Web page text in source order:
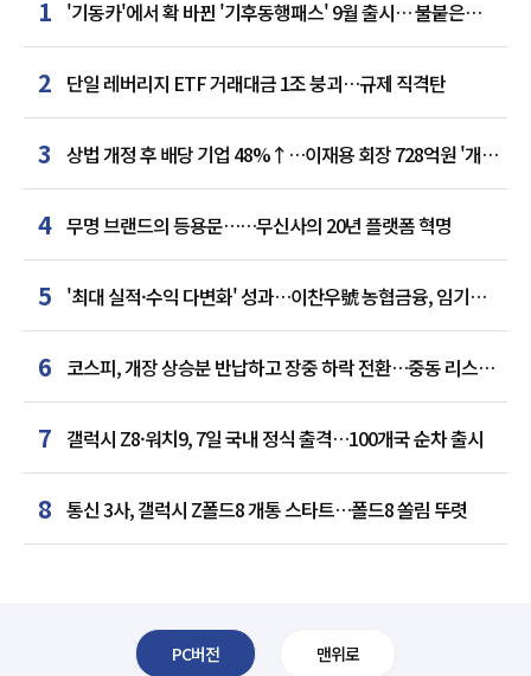
1 '기동카'에서 확 바뀐 '기후동행패스' 9월 출시… 불붙은
카드사 경쟁
2 단일 레버리지 ETF 거래대금 1조 붕괴…규제 직격탄
3
상법 개정 후 배당 기업 48%↑…이재용 회장 728억원 '개인
최다'
4 무명 브랜드의 등용문……무신사의 20년 플랫폼 혁명
5 '최대 실적·수익 다변화' 성과…이찬우號 농협금융, 임기
말년 성장 박차
6 코스피, 개장 상승분 반납하고 장중 하락 전환…중동 리스크·
美 경계감
7 갤럭시 Z8·워치9, 7일 국내 정식 출격…100개국 순차 출시
8 통신 3사, 갤럭시 Z폴드8 개통 스타트…폴드8 쏠림 뚜렷
PC버전 맨위로